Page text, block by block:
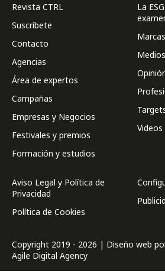
Revista CTRL
Suscríbete
Contacto
Agencias
Área de expertos
Campañas
Empresas y Negocios
Festivales y premios
Formación y estudios
La
Medios
Videos
Aviso Legal y Política de
Privacidad
Política de Cookies
Copyright 2019 - 2026 | Diseño web
Agile Digital Agency